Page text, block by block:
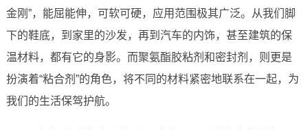
金刚”，能屈能伸，可软可硬，应用范围极其广泛。从我们脚
下的鞋底，到家里的沙发，再到汽车的内饰，甚至建筑的保
温材料，都有它的身影。而聚氨酯胶粘剂和密封剂，则更是
扮演着“粘合剂”的角色，将不同的材料紧密地联系在一起，为
我们的生活保驾护航。